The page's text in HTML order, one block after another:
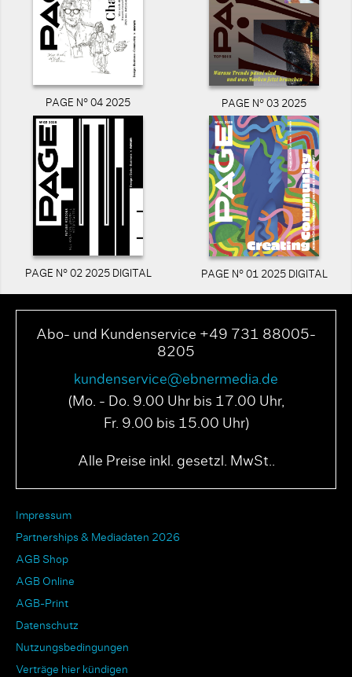
PAGE N° 04 2025 PAGE N° 03 2025
PAGE N° 02 2025 DIGITAL PAGE N° 01 2025 DIGITAL
Abo- und Kundenservice +49 731 88005-
8205
kundenservice@ebnermedia.de
(Mo. - Do. 9.00 Uhr bis 17.00 Uhr,
Fr. 9.00 bis 15.00 Uhr)
Alle Preise inkl. gesetzl. MwSt..
Impressum
Partnerships & Mediadaten 2026
AGB Shop
AGB Online
AGB-Print
Datenschutz
Nutzungsbedingungen
Verträge hier kündigen